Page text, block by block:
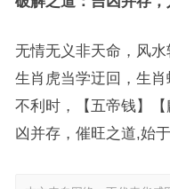
无情无义非天命，风水
生肖虎当学迂回，生
不利时，【五帝钱】
凶并存，催旺之道,始于